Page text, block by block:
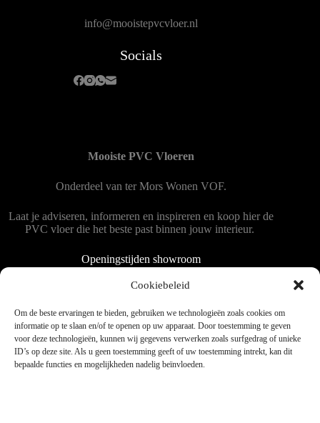
Cookiebeleid
Om de beste ervaringen te bieden, gebruiken we technologieën zoals cookies om
informatie op te slaan en/of te openen op uw apparaat. Door toestemming te geven
voor deze technologieën, kunnen wij gegevens verwerken zoals surfgedrag of unieke
ID’s op deze site. Als u geen toestemming geeft of uw toestemming intrekt, kan dit
bepaalde functies en mogelijkheden nadelig beïnvloeden.
info@mooistepvcvloer.nl
Socials
Mooiste PVC Vloeren
Onderdeel van ter Mors Wonen VOF.
Laat je adviseren, informeren en inspireren en koop hier de
PVC vloer die het beste past binnen jouw interieur.
Openingstijden showroom
Dinsdag tot en met vrijdag 9:00 - 18:00
Zaterdag 9:00 tot 15:00
Copyright © 2025 - WordPress thema door blocksy - Made by
Jim ter Mors